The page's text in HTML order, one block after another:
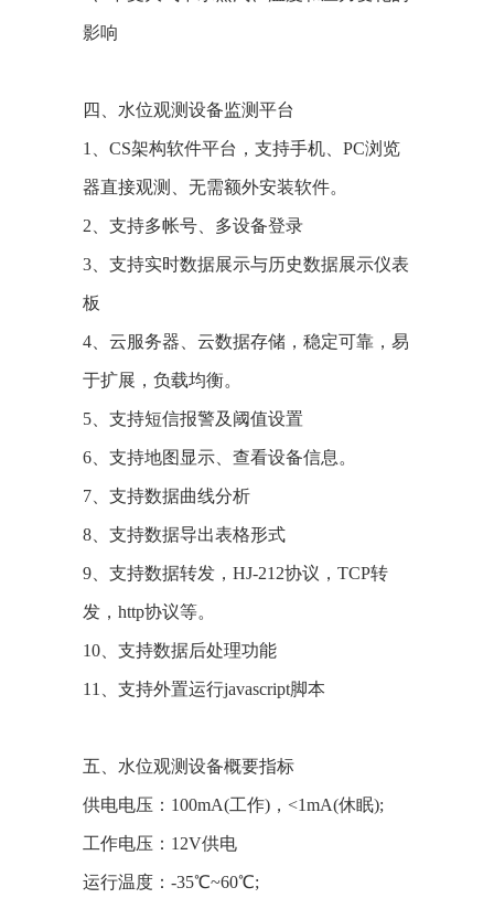
影响
四、水位观测设备监测平台
1、CS架构软件平台，支持手机、PC浏览
器直接观测、无需额外安装软件。
2、支持多帐号、多设备登录
3、支持实时数据展示与历史数据展示仪表
板
4、云服务器、云数据存储，稳定可靠，易
于扩展，负载均衡。
5、支持短信报警及阈值设置
6、支持地图显示、查看设备信息。
7、支持数据曲线分析
8、支持数据导出表格形式
9、支持数据转发，HJ-212协议，TCP转
发，http协议等。
10、支持数据后处理功能
11、支持外置运行javascript脚本
五、水位观测设备概要指标
供电电压：100mA(工作)，<1mA(休眠);
工作电压：12V供电
运行温度：-35℃~60℃;